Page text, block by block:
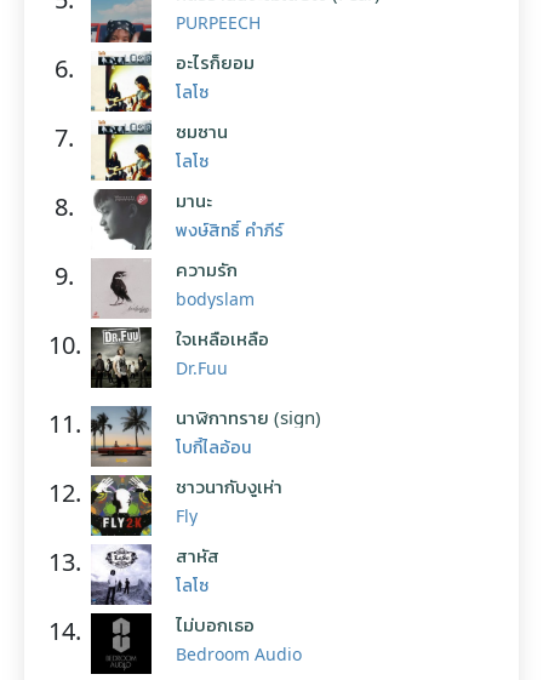
PURPEECH
6. อะไรก็ยอม
โลโซ
7. ซมซาน
โลโซ
8. มานะ
พงษ์สิทธิ์ คำภีร์
9. ความรัก
bodyslam
10. ใจเหลือเหลือ
Dr.Fuu
11. นาฬิกาทราย (sign)
โบกี้ไลอ้อน
12. ชาวนากับงูเห่า
Fly
13. สาหัส
โลโซ
14. ไม่บอกเธอ
Bedroom Audio